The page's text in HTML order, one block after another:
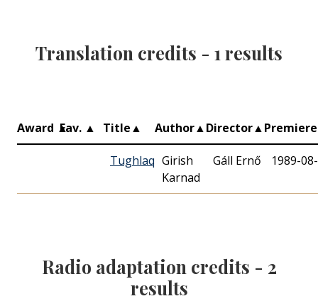
Translation credits - 1 results
Award ▲
Fav. ▲ Title▲ Author▲Director▲
Tughlaq Girish
Karnad
Gáll Ernő 1989-
Radio adaptation credits - 2
results